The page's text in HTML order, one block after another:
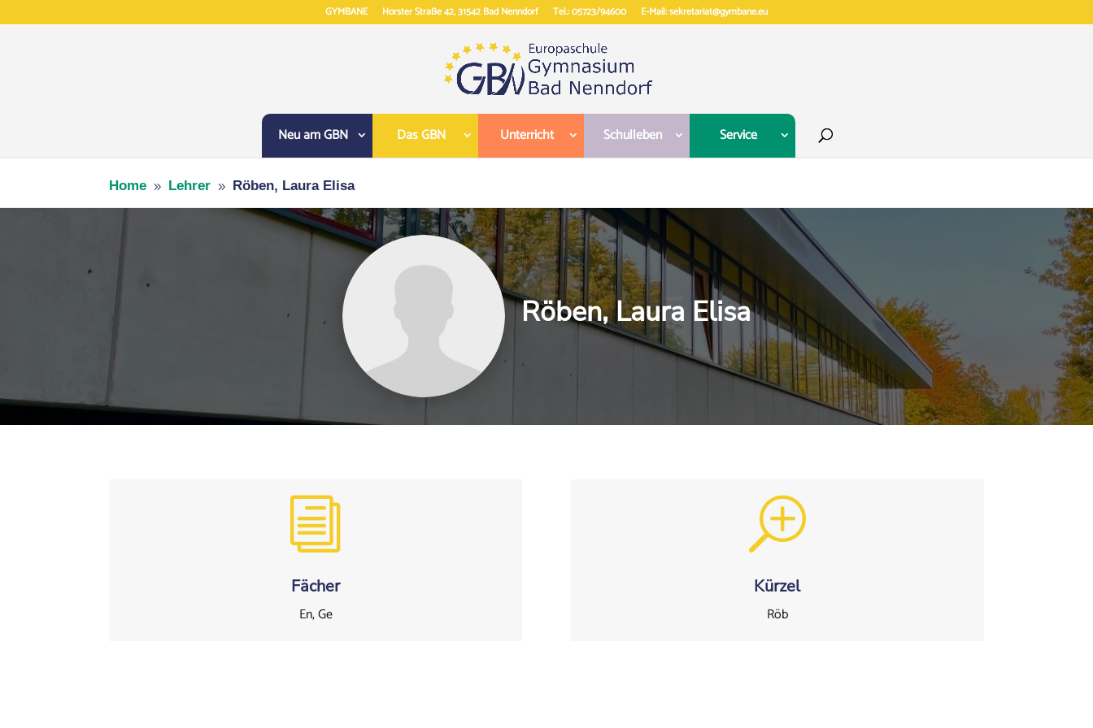
GYMBANE Horster Straße 42, 31542 Bad Nenndorf Tel.: 05723/94600 E-Mail: sekretariat@gymbane.eu
Neu am GBN Das GBN Unterricht Schulleben Service
Home 9 Lehrer 9 Röben, Laura Elisa
Röben, Laura Elisa
i
Fächer
En, Ge
T
Kürzel
Röb